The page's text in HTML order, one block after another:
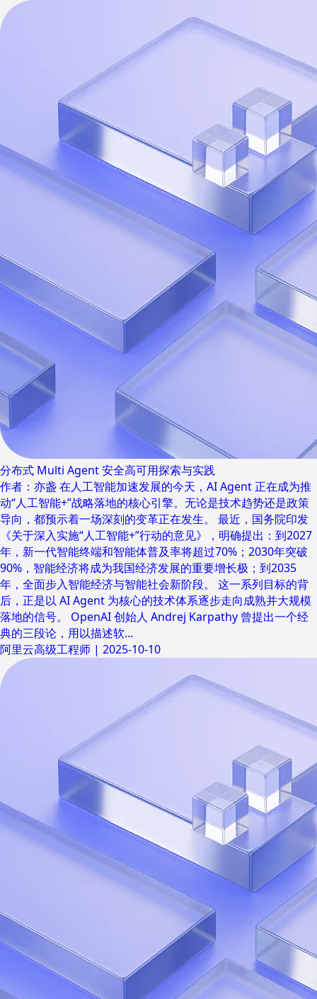
分布式 Multi Agent 安全高可用探索与实践
作者：亦盏 在人工智能加速发展的今天，AI Agent 正在成为推
动“人工智能+”战略落地的核心引擎。无论是技术趋势还是政策
导向，都预示着一场深刻的变革正在发生。 最近，国务院印发
《关于深入实施“人工智能+”行动的意见》，明确提出：到2027
年，新一代智能终端和智能体普及率将超过70%；2030年突破
90%，智能经济将成为我国经济发展的重要增长极；到2035
年，全面步入智能经济与智能社会新阶段。 这一系列目标的背
后，正是以 AI Agent 为核心的技术体系逐步走向成熟并大规模
落地的信号。 OpenAI 创始人 Andrej Karpathy 曾提出一个经
典的三段论，用以描述软...
阿里云高级工程师 | 2025-10-10